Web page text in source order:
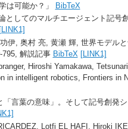
は可能か？」 BibTeX
としてのマルチエージェント記号
[LINK1]
伊, 奥村 亮, 黄瀬 輝, 世界モデル
795, 解説記事 BibTeX [LINK1]
Hiroshi Yamakawa,
in intelligent robotics, Frontiers in
言葉の意味」。そして記号創発
Lotfi EL HAFI, Hiroki